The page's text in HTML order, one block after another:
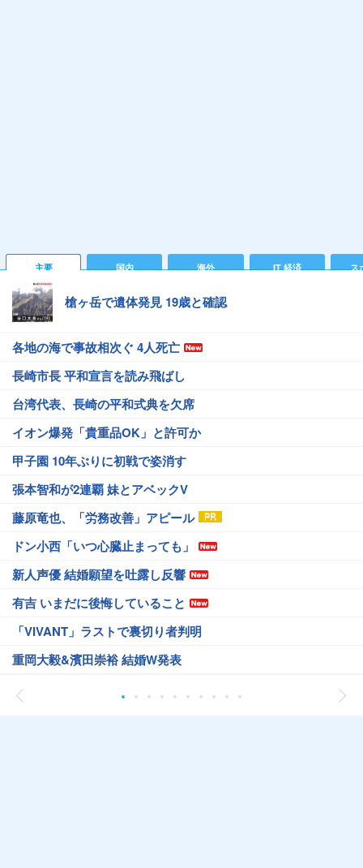
主要 国内 海外 IT 経済 ス
槍ヶ岳で遺体発見 19歳と確認
各地の海で事故相次ぐ 4人死亡
長崎市長 平和宣言を読み飛ばし
台湾代表、長崎の平和式典を欠席
イオン爆発「貴重品OK」と許可か
甲子園 10年ぶりに初戦で姿消す
張本智和が2連覇 妹とアベックV
藤原竜也、「労務改善」アピール
ドン小西「いつ心臓止まっても」
新人声優 結婚願望を吐露し反響
有吉 いまだに後悔していること
「VIVANT」ラストで裏切り者判明
重岡大毅&濱田崇裕 結婚W発表